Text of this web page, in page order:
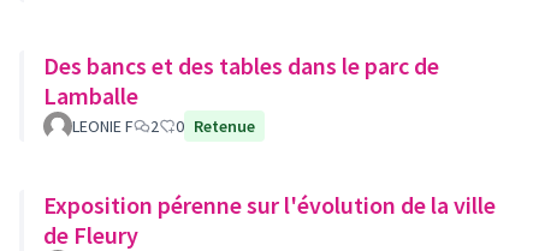
Des bancs et des tables dans le parc de
Lamballe
LEONIE F 2 0 Retenue
Exposition pérenne sur l'évolution de la ville
de Fleury